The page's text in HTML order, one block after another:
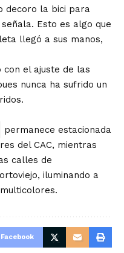
decoro la bici para
Esto es algo que
llegó a sus manos,
con el ajuste de las
nunca ha sufrido un
permanece estacionada
del CAC, mientras
calles de
iluminando a
Facebook